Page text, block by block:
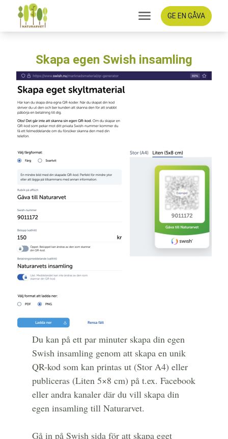
GE EN GÅVA
Skapa egen Swish insamling
Du kan på ett par minuter skapa din egen
Swish insamling genom att skapa en unik
QR-kod som kan printas ut (Stor A4) eller
publiceras (Liten 5×8 cm) på t.ex. Facebook
eller andra kanaler där du vill skapa din
egen insamling till Naturarvet.
Gå in på Swish sida för att skapa eget